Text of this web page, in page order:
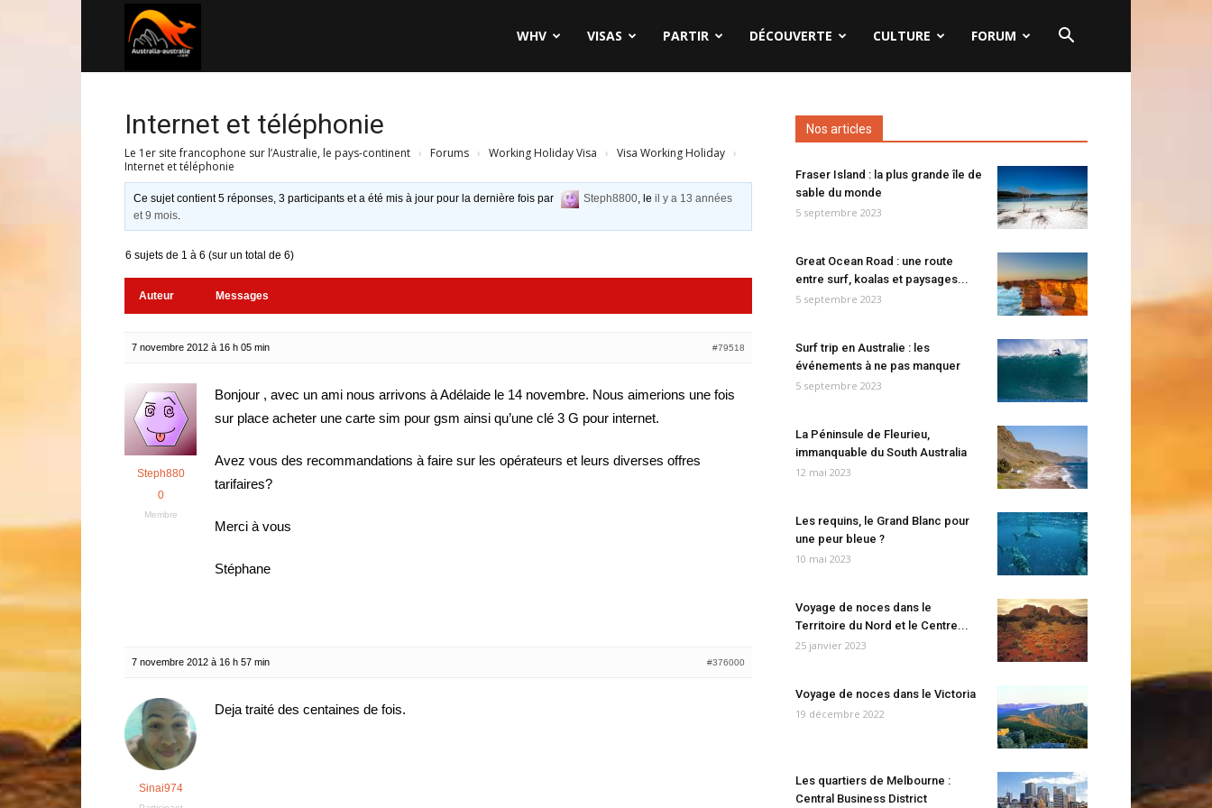
WHV VISAS PARTIR DÉCOUVERTE CULTURE FORUM
Internet et téléphonie
Le 1er site francophone sur l’Australie, le pays-continent › Forums › Working Holiday Visa › Visa Working Holiday ›
Internet et téléphonie
Ce sujet contient 5 réponses, 3 participants et a été mis à jour pour la dernière fois par Steph8800, leil y a 13 années
et 9 mois.
6 sujets de 1 à 6 (sur un total de 6)
Auteur Messages
7 novembre 2012 à 16 h 05 min #79518
Steph880
0
Membre
Bonjour , avec un ami nous arrivons à Adélaide le 14 novembre. Nous aimerions une fois
sur place acheter une carte sim pour gsm ainsi qu’une clé 3 G pour internet.
Avez vous des recommandations à faire sur les opérateurs et leurs diverses offres
tarifaires?
Merci à vous
Stéphane
7 novembre 2012 à 16 h 57 min #376000
Sinai974
Deja traité des centaines de fois.
Nos articles
Fraser Island : la plus grande île de
sable du monde
5 septembre 2023
Great Ocean Road : une route
entre surf, koalas et paysages...
5 septembre 2023
Surf trip en Australie : les
événements à ne pas manquer
5 septembre 2023
La Péninsule de Fleurieu,
immanquable du South Australia
12 mai 2023
Les requins, le Grand Blanc pour
une peur bleue ?
10 mai 2023
Voyage de noces dans le
Territoire du Nord et le Centre...
25 janvier 2023
Voyage de noces dans le Victoria
19 décembre 2022
Les quartiers de Melbourne :
Central Business District